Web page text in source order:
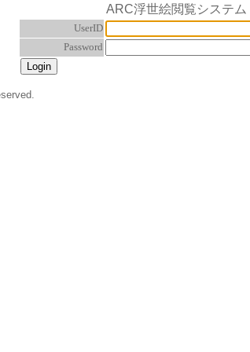
ARC浮世絵閲覧システム
UserID
Password